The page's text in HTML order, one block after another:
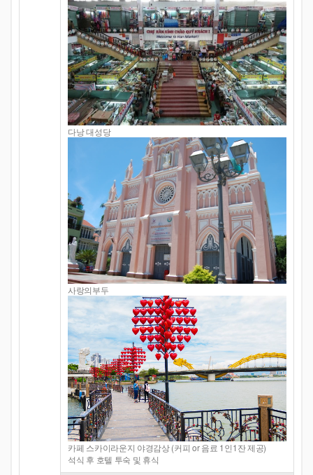
다낭 대성당
사랑의부두
카페 스카이라운지 야경감상 (커피 or 음료 1인1잔 제공)
석식 후 호텔 투숙 및 휴식